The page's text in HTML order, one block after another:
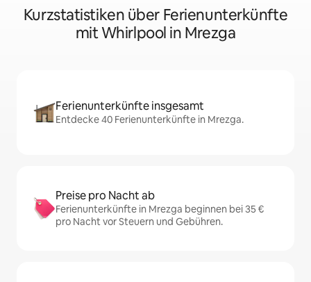
Kurzstatistiken über Ferienunterkünfte
mit Whirlpool in Mrezga
Ferienunterkünfte insgesamt
Entdecke 40 Ferienunterkünfte in Mrezga.
Preise pro Nacht ab
Ferienunterkünfte in Mrezga beginnen bei 35 €
pro Nacht vor Steuern und Gebühren.